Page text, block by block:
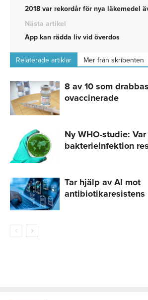
2018 var rekordår för nya läkemedel
Nästa artikel
App kan rädda liv vid överdos
Relaterade artiklar Mer från skribenten
8 av 10 som
ovaccinerade
Ny WHO-studie:
bakterieinfektion
Tar hjälp av AI mot
antibiotikaresistens